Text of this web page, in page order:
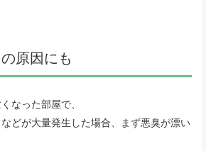
原因にも
なった部屋で、
どが大量発生した場合、まず悪臭が漂い